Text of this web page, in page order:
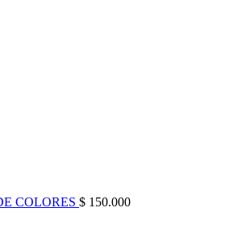
COLORES $ 150.000